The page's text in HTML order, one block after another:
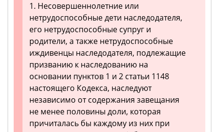
1. Несовершеннолетние или
нетрудоспособные дети наследодателя,
его нетрудоспособные супруг и
родители, а также нетрудоспособные
иждивенцы наследодателя, подлежащие
призванию к наследованию на
основании пунктов 1 и 2 статьи 1148
настоящего Кодекса, наследуют
независимо от содержания завещания
не менее половины доли, которая
причиталась бы каждому из них при